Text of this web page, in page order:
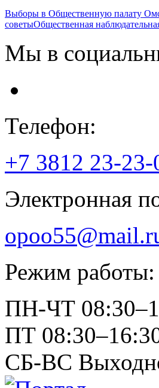
Выборы в Общественную палату
советыОбщественная
Мы в
Телефон:
+7 3812 23-23-
Электронная
Режим работы:
ПН-ЧТ
ПТ
СБ-ВС